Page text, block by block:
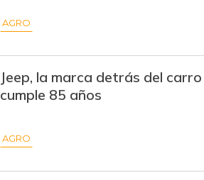
AGRO
Jeep, la marca detrás del
cumple 85 años
AGRO